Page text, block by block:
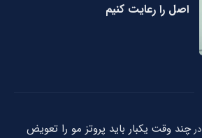
اصل را رعایت کنیم
درچند وقت یکبار باید پروتز مو را تعویض